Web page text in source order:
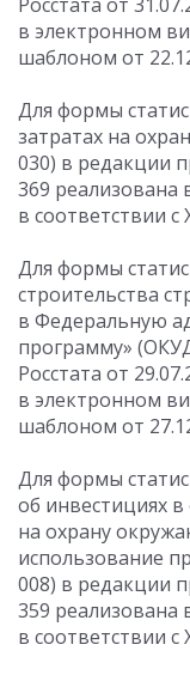
в электронном
шаблоном от
Для формы
затратах на
030) в редакции
369 реализована
в соответствии
Для формы
строительства
в Федеральную
программу»
Росстата от
в электронном
шаблоном от
Для формы
об инвестициях
на охрану
использование
008) в редакции
359 реализована
в соответствии